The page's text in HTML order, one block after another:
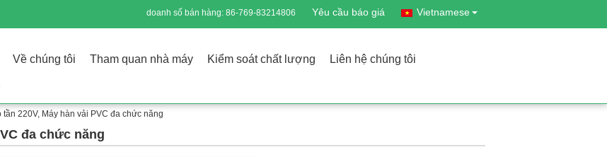
doanh số bán hàng: 86-769-83214806 Yêu cầu báo giá Vietnamese
Về chúng tôi Tham quan nhà máy Kiểm soát chất lượng Liên hệ chúng tôi
tần 220V, Máy hàn vải PVC đa chức năng
đa chức năng